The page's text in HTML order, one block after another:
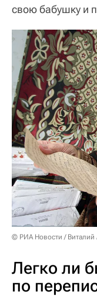
свою бабушку и
© РИА Новости / Виталий
Легко ли
по